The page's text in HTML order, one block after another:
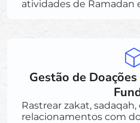
atividades de Ramadan
Gestão de
Rastrear zakat,
relacionamentos com